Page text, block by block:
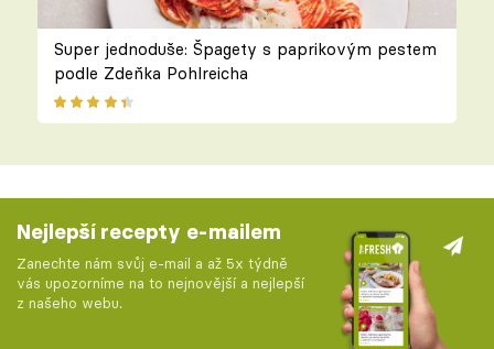
Super jednoduše: Špagety s paprikovým pestem
podle Zdeňka Pohlreicha
Nejlepší recepty e-mailem
Zanechte nám svůj e-mail a až 5x týdně
vás upozorníme na to nejnovější a nejlepší
z našeho webu.